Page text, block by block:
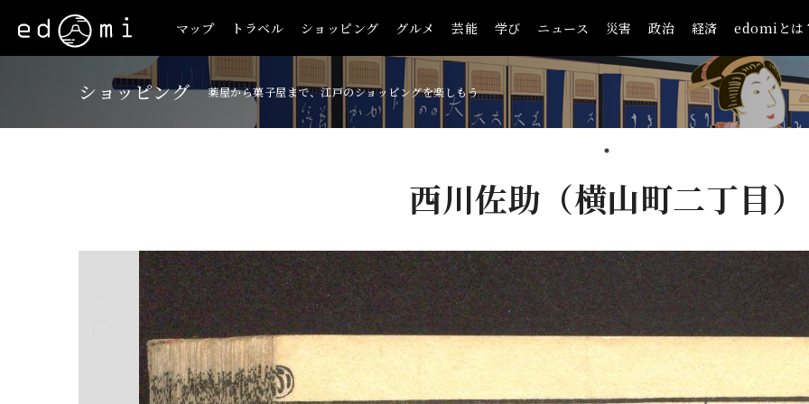
マップ トラベル ショッピング グルメ 芸能 学び ニュース 災害 政治 経済 edomiとは
ショッピング 薬屋から菓子屋まで、江戸のショッピングを楽しもう
西川佐助（横山町二丁目）